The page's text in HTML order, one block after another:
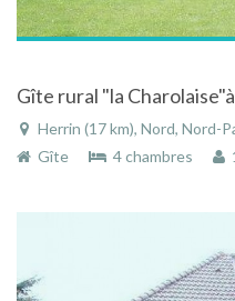
Herrin (17 km), Nord, Nord-
Gîte
4 chambres